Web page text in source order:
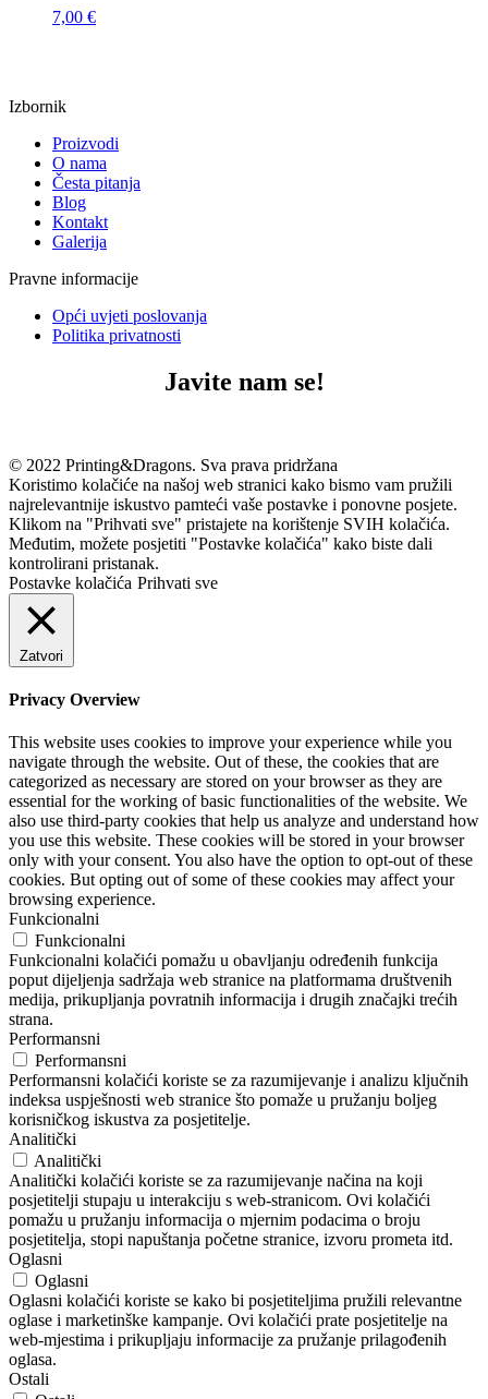
7,00 €
Izbornik
Proizvodi
O nama
Česta pitanja
Blog
Kontakt
Galerija
Pravne informacije
Opći uvjeti poslovanja
Politika privatnosti
Javite nam se!
© 2022 Printing&Dragons. Sva prava pridržana
Koristimo kolačiće na našoj web stranici kako bismo vam pružili
najrelevantnije iskustvo pamteći vaše postavke i ponovne posjete.
Klikom na "Prihvati sve" pristajete na korištenje SVIH kolačića.
Međutim, možete posjetiti "Postavke kolačića" kako biste dali
kontrolirani pristanak.
Postavke kolačića Prihvati sve
Zatvori
Privacy Overview
This website uses cookies to improve your experience while you
navigate through the website. Out of these, the cookies that are
categorized as necessary are stored on your browser as they are
essential for the working of basic functionalities of the website. We
also use third-party cookies that help us analyze and understand how
you use this website. These cookies will be stored in your browser
only with your consent. You also have the option to opt-out of these
cookies. But opting out of some of these cookies may affect your
browsing experience.
Funkcionalni
Funkcionalni
Funkcionalni kolačići pomažu u obavljanju određenih funkcija
poput dijeljenja sadržaja web stranice na platformama društvenih
medija, prikupljanja povratnih informacija i drugih značajki trećih
strana.
Performansni
Performansni
Performansni kolačići koriste se za razumijevanje i analizu ključnih
indeksa uspješnosti web stranice što pomaže u pružanju boljeg
korisničkog iskustva za posjetitelje.
Analitički
Analitički
Analitički kolačići koriste se za razumijevanje načina na koji
posjetitelji stupaju u interakciju s web-stranicom. Ovi kolačići
pomažu u pružanju informacija o mjernim podacima o broju
posjetitelja, stopi napuštanja početne stranice, izvoru prometa itd.
Oglasni
Oglasni
Oglasni kolačići koriste se kako bi posjetiteljima pružili relevantne
oglase i marketinške kampanje. Ovi kolačići prate posjetitelje na
web-mjestima i prikupljaju informacije za pružanje prilagođenih
oglasa.
Ostali